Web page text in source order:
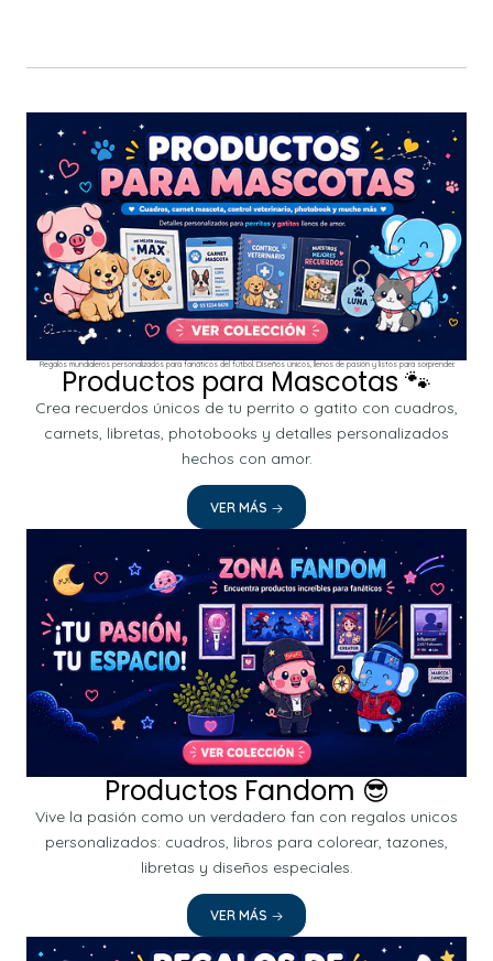
Regalos mundialeros personalizados para fanáticos del fútbol. Diseños únicos, llenos de pasión y listos para sorprender.
Productos para Mascotas 🐾
Crea recuerdos únicos de tu perrito o gatito con cuadros,
carnets, libretas, photobooks y detalles personalizados
hechos con amor.
VER MÁS
Productos Fandom 😎
Vive la pasión como un verdadero fan con regalos unicos
personalizados: cuadros, libros para colorear, tazones,
libretas y diseños especiales.
VER MÁS